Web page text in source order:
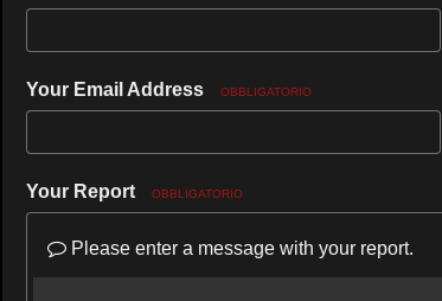
Your Email Address OBBLIGATORIO
Your Report OBBLIGATORIO
Please enter a message with your report.